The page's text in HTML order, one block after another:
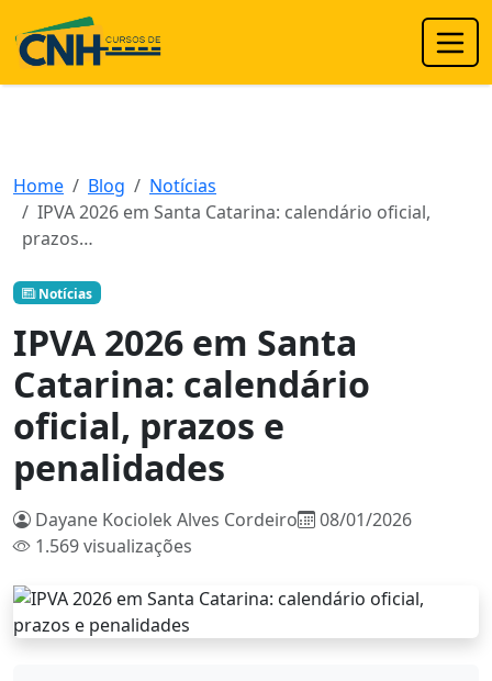
Home Blog
Notícias
IPVA 2026 em Santa Catarina: calendário oficial,
prazos…
Notícias
IPVA 2026 em Santa
Catarina: calendário
oficial, prazos e
penalidades
Dayane Kociolek Alves Cordeiro
08/01/2026
1.569 visualizações